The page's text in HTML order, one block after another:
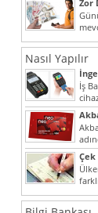
Zor
Nasıl Yapılır
İş
Çek